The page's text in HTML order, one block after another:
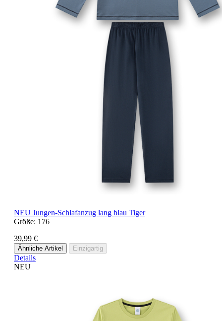
NEU Jungen-Schlafanzug lang blau Tiger
Größe: 176
39,99 €
Ähnliche Artikel Einzigartig
Details
NEU